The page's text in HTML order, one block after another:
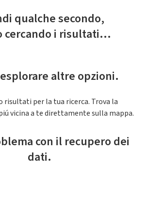
qualche secondo,
cercando i risultati...
altre opzioni.
per la tua ricerca. Trova la
vicina a te direttamente sulla mappa.
con il recupero dei
dati.